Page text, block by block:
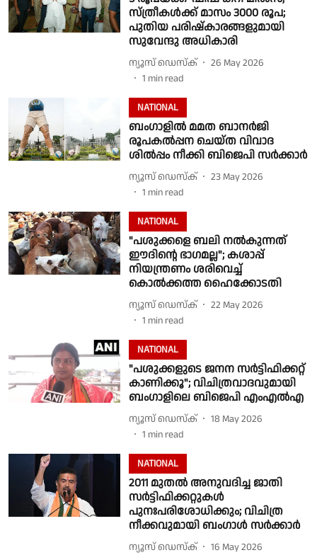
സ്ത്രീകൾക്ക് മാസം 3000 രൂപ;
പുതിയ പരിഷ്‌കാരങ്ങളുമായി
സുവേന്ദു അധികാരി
ന്യൂസ് ഡെസ്ക്
26 May 2026
1 min read
NATIONAL
ബംഗാളില്‍ മമത ബാനര്‍ജി
രൂപകല്‍പ്പന ചെയ്ത വിവാദ
ശില്‍പ്പം നീക്കി ബിജെപി സര്‍ക്കാര്‍
ന്യൂസ് ഡെസ്ക്
23 May 2026
1 min read
NATIONAL
"പശുക്കളെ ബലി നല്‍കുന്നത്
ഈദിന്റെ ഭാഗമല്ല"; കശാപ്പ്
നിയന്ത്രണം ശരിവെച്ച്
കൊല്‍ക്കത്ത ഹൈക്കോടതി
ന്യൂസ് ഡെസ്ക്
22 May 2026
1 min read
NATIONAL
"പശുക്കളുടെ ജനന സർട്ടിഫിക്കറ്റ്
കാണിക്കൂ"; വിചിത്രവാദവുമായി
ബംഗാളിലെ ബിജെപി എംഎൽഎ
ന്യൂസ് ഡെസ്ക്
18 May 2026
1 min read
NATIONAL
2011 മുതൽ അനുവദിച്ച ജാതി
സർട്ടിഫിക്കറ്റുകൾ
പുനഃപരിശോധിക്കും; വിചിത്ര
നീക്കവുമായി ബംഗാൾ സർക്കാർ
ന്യൂസ് ഡെസ്ക്
16 May 2026